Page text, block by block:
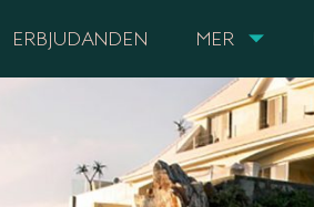
ERBJUDANDEN MER